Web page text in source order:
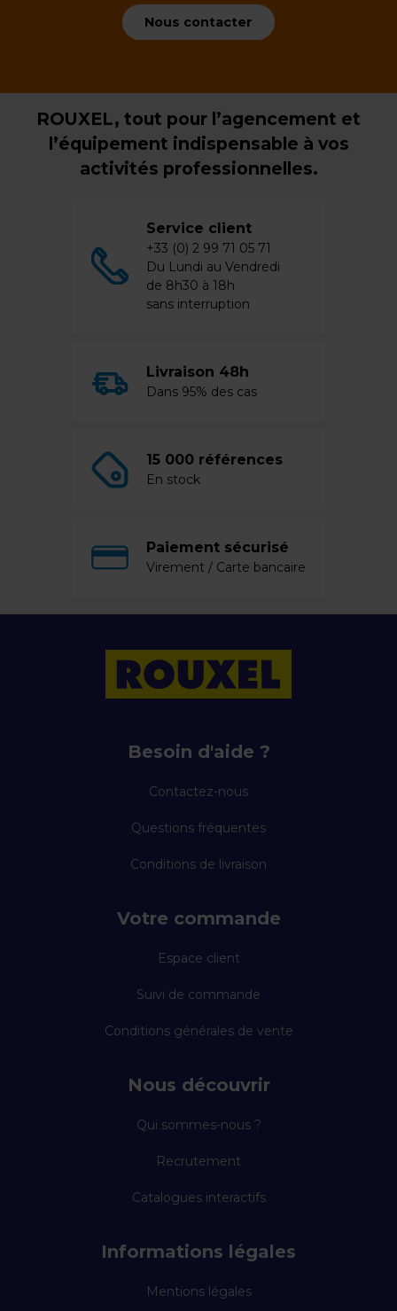
Nous contacter
ROUXEL, tout pour l’agencement et
l’équipement indispensable à vos
activités professionnelles.
Service client
+33 (0) 2 99 71 05 71
Du Lundi au Vendredi
de 8h30 à 18h
sans interruption
Livraison 48h
Dans 95% des cas
15 000 références
En stock
Paiement sécurisé
Virement / Carte bancaire
Besoin d'aide ?
Contactez-nous
Questions fréquentes
Conditions de livraison
Votre commande
Espace client
Suivi de commande
Conditions générales de vente
Nous découvrir
Qui sommes-nous ?
Recrutement
Catalogues interactifs
Informations légales
Mentions légales